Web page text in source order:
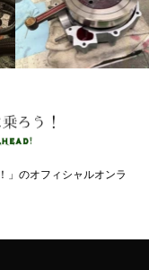
」のオフィシャルオンラ